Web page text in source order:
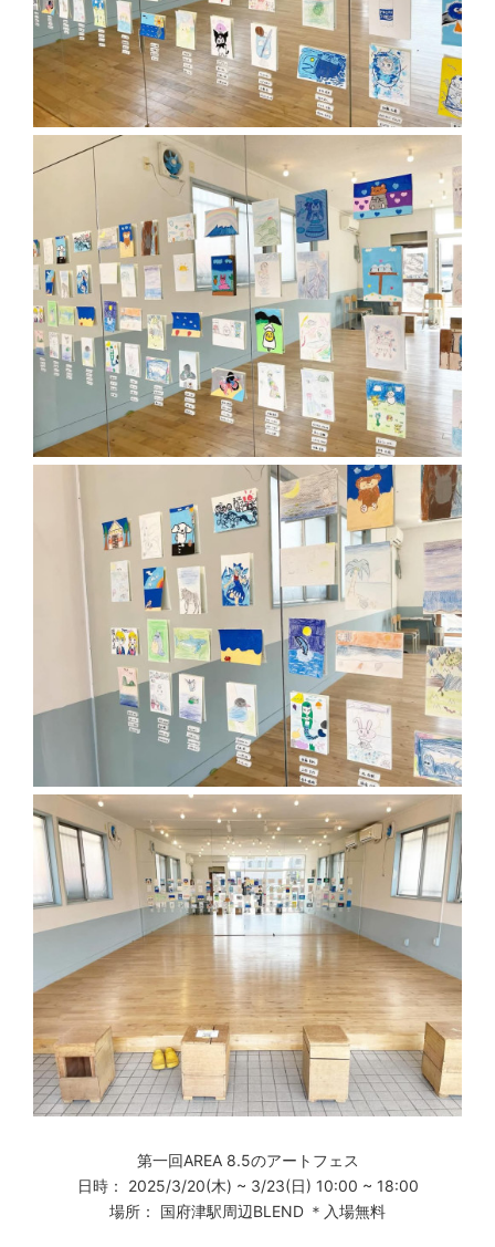
第一回AREA 8.5のアートフェス
日時： 2025/3/20(木) ~ 3/23(日) 10:00 ~ 18:00
場所： 国府津駅周辺BLEND ＊入場無料